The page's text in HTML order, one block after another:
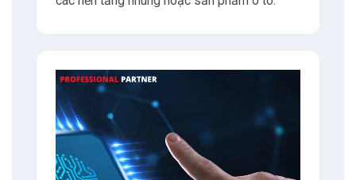
Triển khai và mở rộng với Triton
7.1 Triển khai mô hình với Triton
7.2 Mở rộng mô hình với Triton